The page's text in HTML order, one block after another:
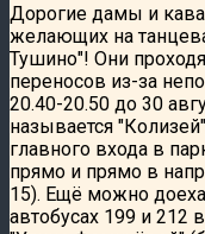
Дорогие дамы и
желающих на
Тушино"! Они
переносов из-за
20.40-20.50 до 30
называется
главного входа в
прямо и прямо в
15). Ещё можно
автобусах 199 и 212